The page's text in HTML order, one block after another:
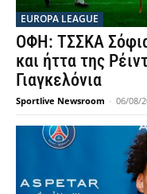
EUROPA LEAGUE
ΟΦΗ: ΤΣΣΚΑ
και ήττα της
Γιαγκελόνια
Sportlive Newsroom - 06/08/